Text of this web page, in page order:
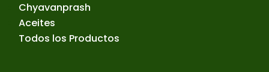
Chyavanprash
Aceites
Todos los Productos